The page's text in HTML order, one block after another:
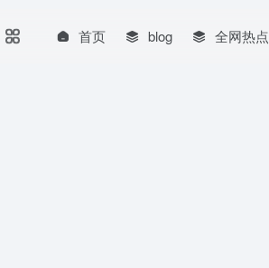
首页 blog 全网热点